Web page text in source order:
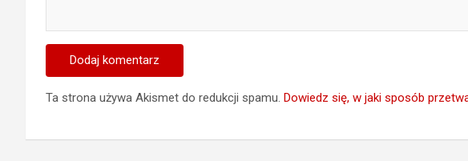
Ta strona używa Akismet do redukcji spamu. Dowiedz się, w jaki sposób